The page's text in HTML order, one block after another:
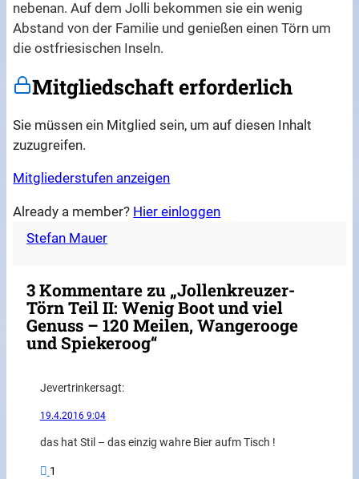
nebenan. Auf dem Jolli bekommen sie ein wenig
Abstand von der Familie und genießen einen Törn um
die ostfriesischen Inseln.
Mitgliedschaft erforderlich
Sie müssen ein Mitglied sein, um auf diesen Inhalt
zuzugreifen.
Mitgliederstufen anzeigen
Already a member? Hier einloggen
Stefan Mauer
3 Kommentare zu „Jollenkreuzer-
Törn Teil II: Wenig Boot und viel
Genuss – 120 Meilen, Wangerooge
und Spiekeroog“
Jevertrinkersagt:
19.4.2016 9:04
das hat Stil – das einzig wahre Bier aufm Tisch !
1